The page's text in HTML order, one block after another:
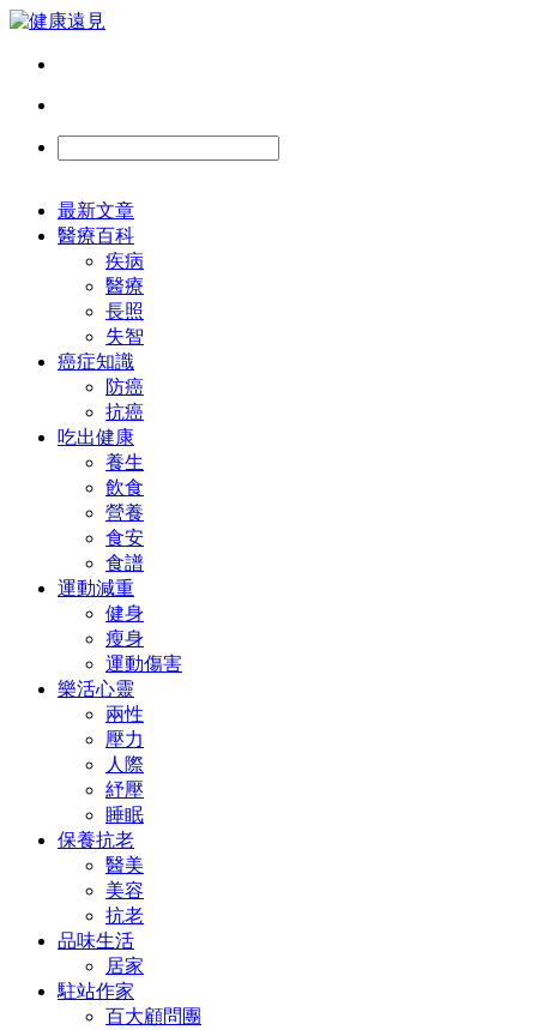
最新文章
醫療百科
疾病
醫療
長照
失智
癌症知識
防癌
抗癌
吃出健康
養生
飲食
營養
食安
食譜
運動減重
健身
瘦身
運動傷害
樂活心靈
兩性
壓力
人際
紓壓
睡眠
保養抗老
醫美
美容
抗老
品味生活
居家
駐站作家
百大顧問團